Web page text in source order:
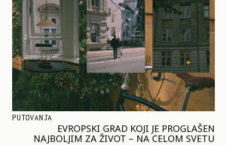
PUTOVANJA
EVROPSKI GRAD KOJI JE PROGLAŠEN
NAJBOLJIM ZA ŽIVOT – NA CELOM SVETU